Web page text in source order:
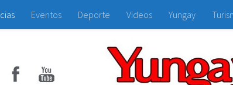
Eventos Deporte Videos Yungay